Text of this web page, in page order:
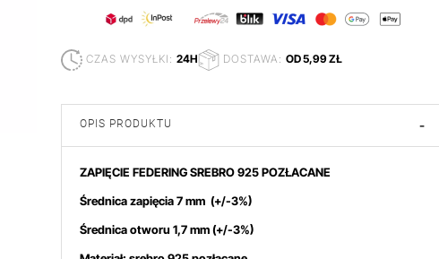
CZAS WYSYŁKI: 24H DOSTAWA: OD 5,99 ZŁ
OPIS PRODUKTU -
ZAPIĘCIE FEDERING SREBRO 925 POZŁACANE
Średnica zapięcia 7 mm (+/-3%)
Średnica otworu 1,7 mm (+/-3%)